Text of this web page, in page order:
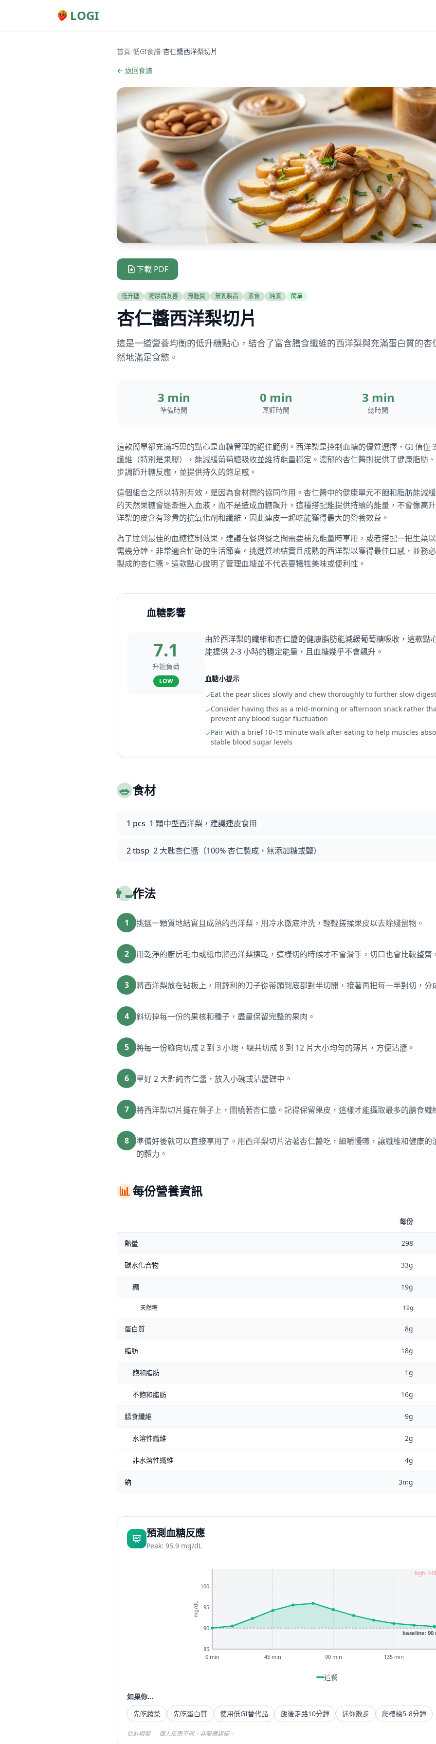
LOGI
首頁/低GI食譜/杏仁醬西洋梨切片
← 返回食譜
下載 PDF
低升糖 糖尿病友善 無麩質 無乳製品 素食 純素 簡單
杏仁醬西洋梨切片
這是一道營養均衡的低升糖點心，結合了富含膳食纖維的西洋梨與充滿蛋白質的杏
然地滿足食慾。
3 min
準備時間
0 min
烹飪時間
3 min
總時間
這款簡單卻充滿巧思的點心是血糖管理的絕佳範例。西洋梨是控制血糖的優質選擇，GI 值僅
纖維（特別是果膠），能減緩葡萄糖吸收並維持能量穩定。濃郁的杏仁醬則提供了健康脂肪
步調節升糖反應，並提供持久的飽足感。
這個組合之所以特別有效，是因為食材間的協同作用。杏仁醬中的健康單元不飽和脂肪能減
的天然果糖會逐漸進入血液，而不是造成血糖飆升。這種搭配能提供持續的能量，不會像高
洋梨的皮含有珍貴的抗氧化劑和纖維，因此連皮一起吃能獲得最大的營養效益。
為了達到最佳的血糖控制效果，建議在餐與餐之間需要補充能量時享用，或者搭配一把生菜
需幾分鐘，非常適合忙碌的生活節奏。挑選質地結實且成熟的西洋梨以獲得最佳口感，並務
製成的杏仁醬。這款點心證明了管理血糖並不代表要犧牲美味或便利性。
血糖影響
7.1
升糖負荷
LOW
由於西洋梨的纖維和杏仁醬的健康脂肪能減緩葡萄糖吸收，這款點
能提供 2-3 小時的穩定能量，且血糖幾乎不會飆升。
血糖小提示
✓Eat the pear slices slowly and chew thoroughly to further slow
✓Consider having this as a mid-morning or afternoon snack rather
prevent any blood sugar fluctuation
✓Pair with a brief 10-15 minute walk after eating to help muscles
stable blood sugar levels
🥗食材
1 pcs 1 顆中型西洋梨，建議連皮食用
2 tbsp 2 大匙杏仁醬（100% 杏仁製成，無添加糖或鹽）
👨‍🍳作法
1 挑選一顆質地結實且成熟的西洋梨，用冷水徹底沖洗，輕輕搓揉果皮以去除殘留物。
2 用乾淨的廚房毛巾或紙巾將西洋梨擦乾，這樣切的時候才不會滑手，切口也會比較整齊
3 將西洋梨放在砧板上，用鋒利的刀子從蒂頭到底部對半切開，接著再把每一半對切，分
4 斜切掉每一份的果核和種子，盡量保留完整的果肉。
5 將每一份縱向切成 2 到 3 小塊，總共切成 8 到 12 片大小均勻的薄片，方便沾醬。
6 量好 2 大匙純杏仁醬，放入小碗或沾醬碟中。
7 將西洋梨切片擺在盤子上，圍繞著杏仁醬。記得保留果皮，這樣才能攝取最多的膳食纖
8
準備好後就可以直接享用了。用西洋梨切片沾著杏仁醬吃，細嚼慢嚥，讓纖維和健康的
的體力。
📊每份營養資訊
每份
熱量 298
碳水化合物 33g
糖 19g
天然糖 19g
蛋白質 8g
脂肪 18g
飽和脂肪 1g
不飽和脂肪 16g
膳食纖維 9g
水溶性纖維 2g
非水溶性纖維 4g
鈉 3mg
預測血糖反應
Peak: 95.9 mg/dL
85
90
95
100
0 min 45 min 90 min 135 min
↑ high:
baseline: 90
mg/dL
這餐
如果你...
先吃蔬菜
先吃蛋白質 使用低GI替代品 飯後走路10分鐘 迷你散步 爬樓梯5-8分鐘
估計模型 — 個人反應不同。非醫療建議。